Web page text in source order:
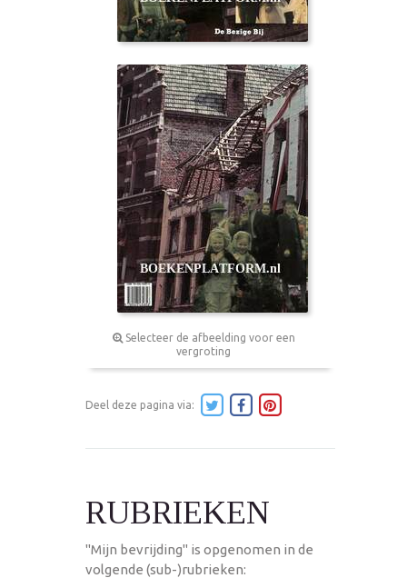
Selecteer de afbeelding voor een
vergroting
Deel deze pagina via:
RUBRIEKEN
"Mijn bevrijding" is opgenomen in de
volgende (sub-)rubrieken: